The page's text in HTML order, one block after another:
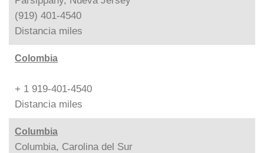
(919) 401-4540
Distancia miles
Colombia
+ 1 919-401-4540
Distancia miles
Columbia
Columbia, Carolina del Sur